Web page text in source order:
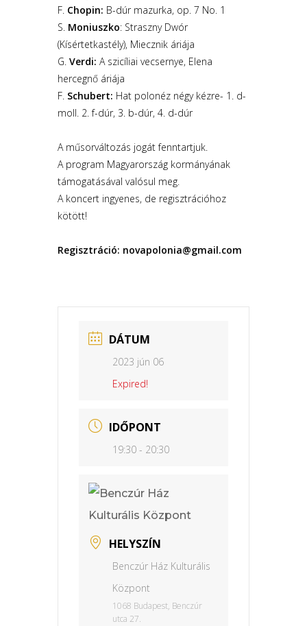
F. Chopin: B-dúr mazurka, op. 7 No. 1
S. Moniuszko: Straszny Dwór
(Kísértetkastély), Miecznik áriája
G. Verdi: A szicíliai vecsernye, Elena
hercegnő áriája
F. Schubert: Hat polonéz négy kézre- 1. d-
moll. 2. f-dúr, 3. b-dúr, 4. d-dúr
A műsorváltozás jogát fenntartjuk.
A program Magyarország kormányának
támogatásával valósul meg.
A koncert ingyenes, de regisztrációhoz
kötött!
Regisztráció: novapolonia@gmail.com
DÁTUM
2023 jún 06
Expired!
IDŐPONT
19:30 - 20:30
HELYSZÍN
Benczúr Ház Kulturális
Központ
1068 Budapest, Benczúr
utca 27.